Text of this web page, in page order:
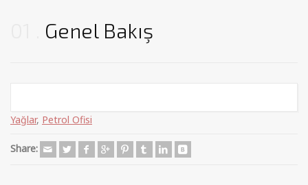
Genel Bakış
Yağlar, Petrol Ofisi
Share: